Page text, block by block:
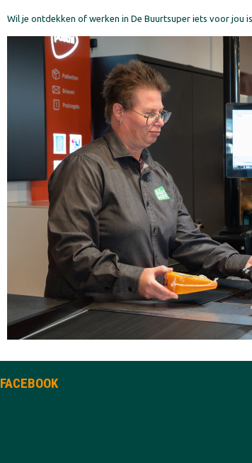
Wil je ontdekken of werken in De Buurtsuper iets voor jou
FACEBOOK